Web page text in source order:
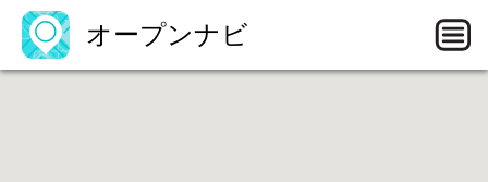
オープンナビ